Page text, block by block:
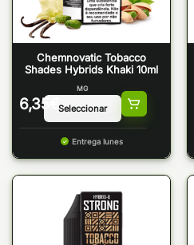
Chemnovatic Tobacco
Shades Hybrids Khaki 10ml
6,35 €
MG
Entrega lunes